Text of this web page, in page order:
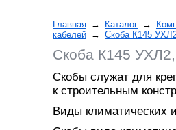
Главная → Каталог →
кабелей → Скоба К145
Скоба К145
Скобы служат для
к строительным
Виды климатических